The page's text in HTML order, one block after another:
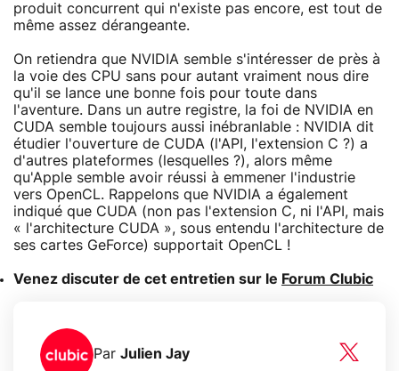
produit concurrent qui n'existe pas encore, est tout de
même assez dérangeante.
On retiendra que NVIDIA semble s'intéresser de près à
la voie des CPU sans pour autant vraiment nous dire
qu'il se lance une bonne fois pour toute dans
l'aventure. Dans un autre registre, la foi de NVIDIA en
CUDA semble toujours aussi inébranlable : NVIDIA dit
étudier l'ouverture de CUDA (l'API, l'extension C ?) a
d'autres plateformes (lesquelles ?), alors même
qu'Apple semble avoir réussi à emmener l'industrie
vers OpenCL. Rappelons que NVIDIA a également
indiqué que CUDA (non pas l'extension C, ni l'API, mais
« l'architecture CUDA », sous entendu l'architecture de
ses cartes GeForce) supportait OpenCL !
Venez discuter de cet entretien sur le Forum Clubic
Par Julien Jay